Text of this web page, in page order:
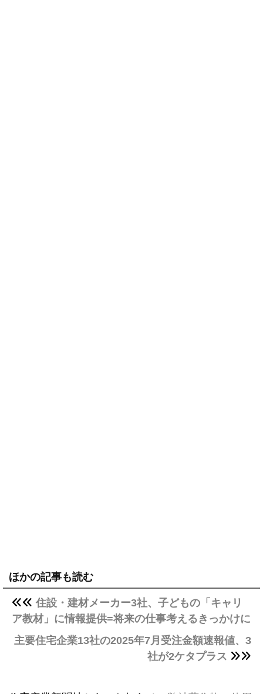
ほかの記事も読む
住設・建材メーカー3社、子どもの「キャリ
ア教材」に情報提供=将来の仕事考えるきっかけに
主要住宅企業13社の2025年7月受注金額速報値、3
社が2ケタプラス